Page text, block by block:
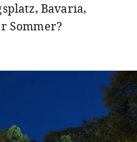
Bavaria,
Sommer?